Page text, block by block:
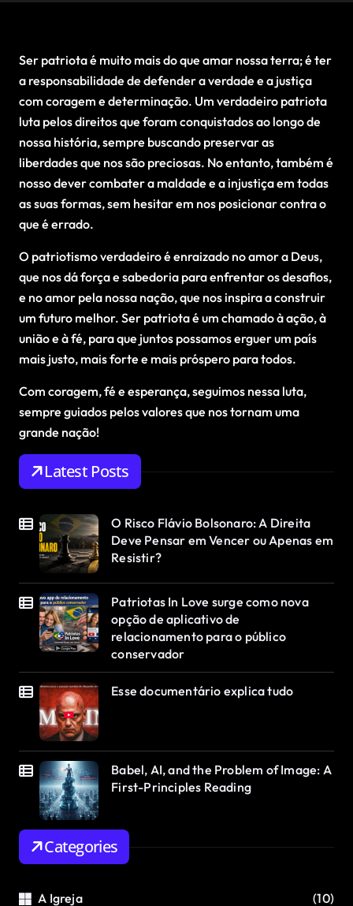
Ser patriota é muito mais do que amar nossa terra; é ter
a responsabilidade de defender a verdade e a justiça
com coragem e determinação. Um verdadeiro patriota
luta pelos direitos que foram conquistados ao longo de
nossa história, sempre buscando preservar as
liberdades que nos são preciosas. No entanto, também é
nosso dever combater a maldade e a injustiça em todas
as suas formas, sem hesitar em nos posicionar contra o
que é errado.
O patriotismo verdadeiro é enraizado no amor a Deus,
que nos dá força e sabedoria para enfrentar os desafios,
e no amor pela nossa nação, que nos inspira a construir
um futuro melhor. Ser patriota é um chamado à ação, à
união e à fé, para que juntos possamos erguer um país
mais justo, mais forte e mais próspero para todos.
Com coragem, fé e esperança, seguimos nessa luta,
sempre guiados pelos valores que nos tornam uma
grande nação!
Latest Posts
O Risco Flávio Bolsonaro: A Direita
Deve Pensar em Vencer ou Apenas em
Resistir?
Patriotas In Love surge como nova
opção de aplicativo de
relacionamento para o público
conservador
Esse documentário explica tudo
Babel, AI, and the Problem of Image: A
First-Principles Reading
Categories
A Igreja (10)